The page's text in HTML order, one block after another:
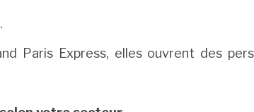
Paris Express, elles ouvrent des